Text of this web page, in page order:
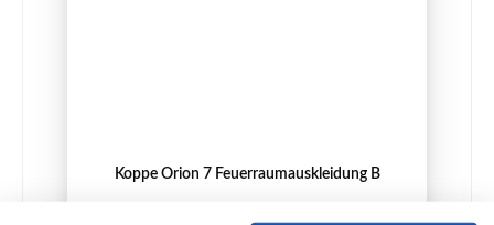
Koppe Orion 7 Feuerraumauskleidung B